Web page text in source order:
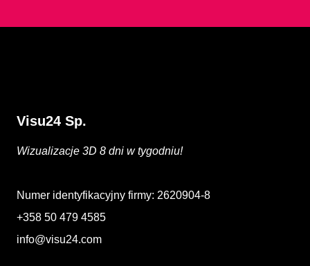
Visu24 Sp.
Wizualizacje 3D 8 dni w tygodniu!
Numer identyfikacyjny firmy: 2620904-8
+358 50 479 4585
info@visu24.com